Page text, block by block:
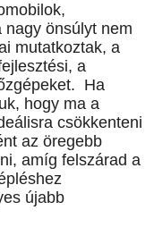
önsúlyt nem
mutatkoztak, a
a
Ha
hogy ma a
csökkenteni
az öregebb
amíg felszárad a
újabb